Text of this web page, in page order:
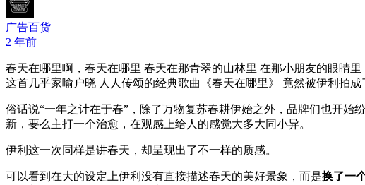
广告百货
2 年前
春天在哪里啊，春天在哪里 春天在那青翠的山林里 在那小朋友的眼睛
这首几乎家喻户晓 人人传颂的经典歌曲《春天在哪里》 竟然被伊利拍
俗话说“一年之计在于春”，除了万物复苏春耕伊始之外，品牌们也开
新，要么主打一个治愈，在观感上给人的感觉大多大同小异。
伊利这一次同样是讲春天，却呈现出了不一样的质感。
可以看到在大的设定上伊利没有直接描述春天的美好景象，而是换了一